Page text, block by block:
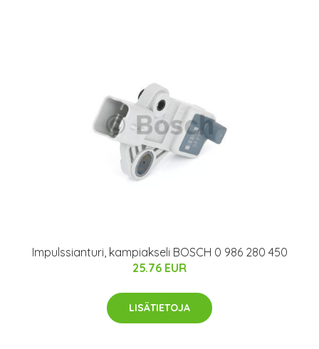
Impulssianturi, kampiakseli BOSCH 0 986 280 450
25.76 EUR
LISÄTIETOJA